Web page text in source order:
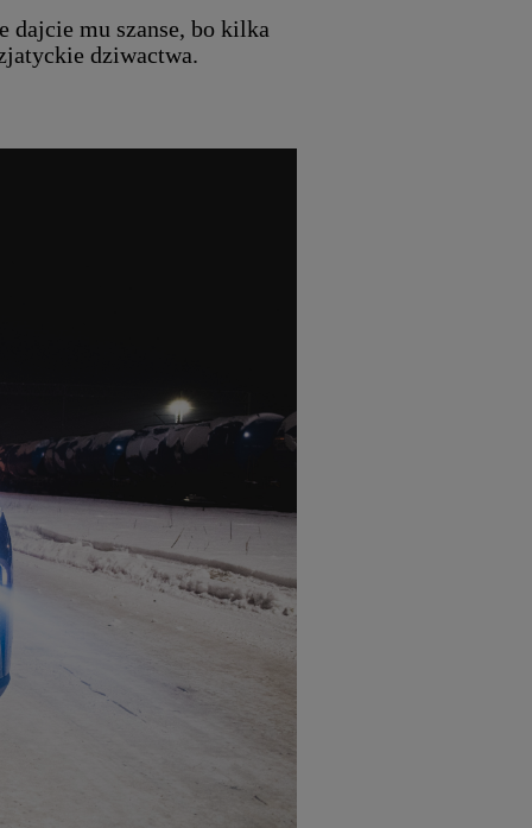
dajcie mu szanse, bo kilka
dziwactwa.